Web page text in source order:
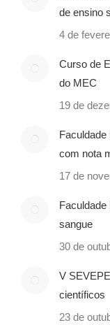
de ensino
4 de
Curso de
do MEC
19 de
com nota
17 de
sangue
30 de
V
científicos
23 de